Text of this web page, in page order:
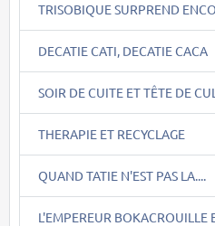
TRISOBIQUE SURPREND
DECATIE CATI, DECATIE CACA
SOIR DE CUITE ET TÊTE DE CUL
THERAPIE ET RECYCLAGE
QUAND TATIE N'EST PAS LA....
L'EMPEREUR BOKACROUILLE